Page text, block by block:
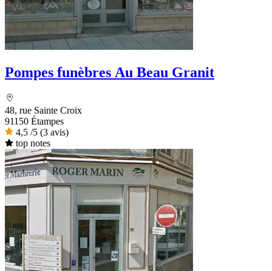
Pompes funèbres Au Beau Granit
48, rue Sainte Croix
91150 Étampes
4,5 /5 (3 avis)
top notes